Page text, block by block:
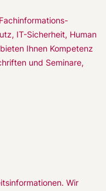
IT-Sicherheit, Human
Ihnen Kompetenz
und Seminare,
Wir